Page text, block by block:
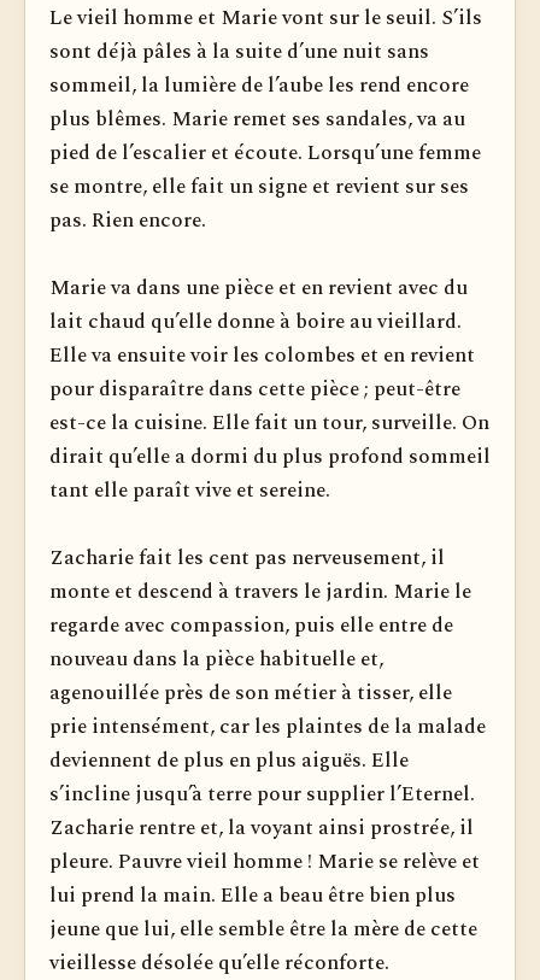
Le vieil homme et Marie vont sur le seuil. S’ils
sont déjà pâles à la suite d’une nuit sans
sommeil, la lumière de l’aube les rend encore
plus blêmes. Marie remet ses sandales, va au
pied de l’escalier et écoute. Lorsqu’une femme
se montre, elle fait un signe et revient sur ses
pas. Rien encore.
Marie va dans une pièce et en revient avec du
lait chaud qu’elle donne à boire au vieillard.
Elle va ensuite voir les co­lombes et en revient
pour disparaître dans cette pièce ; peut-être
est-ce la cuisine. Elle fait un tour, surveille. On
dirait qu’elle a dormi du plus profond sommeil
tant elle paraît vive et sereine.
Zacharie fait les cent pas nerveusement, il
monte et descend à travers le jardin. Marie le
regarde avec compassion, puis elle entre de
nouveau dans la pièce habituelle et,
agenouillée près de son métier à tisser, elle
prie intensément, car les plaintes de la malade
deviennent de plus en plus aiguës. Elle
s’incline jusqu’à terre pour supplier l’Eternel.
Zacharie rentre et, la voyant ainsi prostrée, il
pleure. Pauvre vieil homme ! Marie se relève et
lui prend la main. Elle a beau être bien plus
jeune que lui, elle semble être la mère de cette
vieillesse désolée qu’elle réconforte.